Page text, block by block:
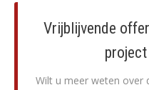
Vrijblijvende
Wilt u meer weten over